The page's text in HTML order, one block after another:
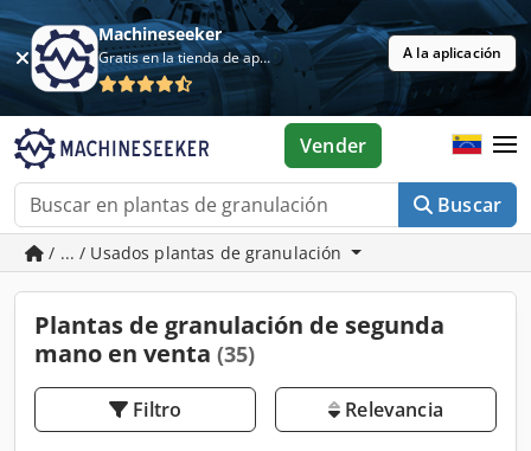
Machineseeker
Gratis en la tienda de aplicaciones A la aplicación
Buscar
Vender
/ ... / Usados plantas de granulación
Plantas de granulación de segunda
mano en venta (35)
Filtro Relevancia